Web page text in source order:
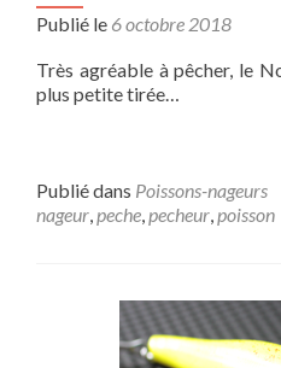
Publié le 6 octobre 2018
Très agréable à pêcher, le
plus petite tirée…
Publié dans Poissons-nageurs
nageur,peche,pecheur,poisson